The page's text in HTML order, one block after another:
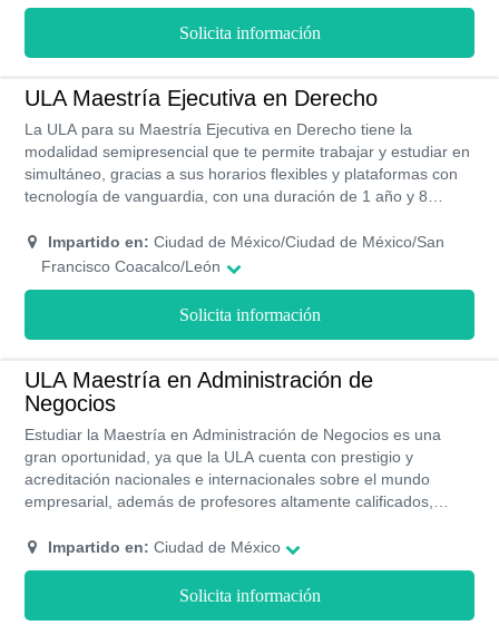
dentro de carrera. Se potenciarán habilidades para consolidar
Solicita información
ULA Maestría Ejecutiva en Derecho
La ULA para su Maestría Ejecutiva en Derecho tiene la
modalidad semipresencial que te permite trabajar y estudiar en
simultáneo, gracias a sus horarios flexibles y plataformas con
tecnología de vanguardia, con una duración de 1 año y 8
posibilidad a través de tus herramientas, habilidades y
destrezas reformar leyes y aplicarlas de manera idónea para la
Impartido en: Ciudad de México/Ciudad de México/San
Francisco Coacalco/León
Solicita información
ULA Maestría en Administración de
Negocios
Estudiar la Maestría en Administración de Negocios es una
gran oportunidad, ya que la ULA cuenta con prestigio y
acreditación nacionales e internacionales sobre el mundo
empresarial, además de profesores altamente calificados,
que puedes estudiar bajo la modalidad presencial para asimilar
mejor las enseñanzas.
Impartido en: Ciudad de México
Solicita información